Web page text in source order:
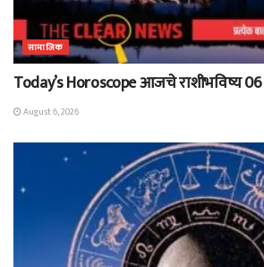
सामाजिक
Today’s Horoscope आजचे राशीभविष्य
August 6, 2026